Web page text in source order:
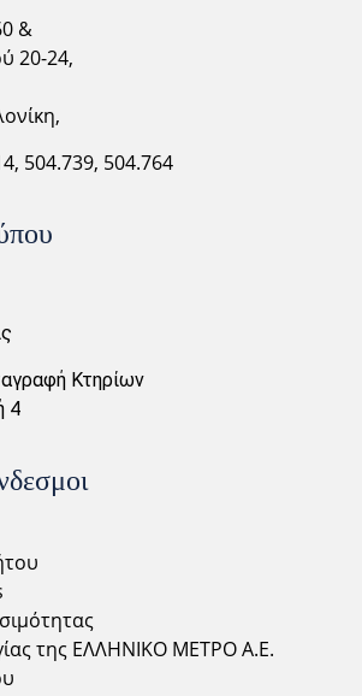
&
20-24,
504.739, 504.764
Κτηρίων
4
της ΕΛΛΗΝΙΚΟ ΜΕΤΡΟ Α.Ε.